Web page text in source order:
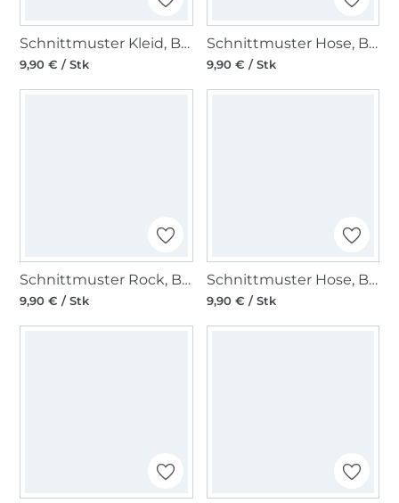
Schnittmuster Kleid, Burda 5907
9,90 € / Stk
Schnittmuster Hose, Burda 5898
9,90 € / Stk
Schnittmuster Rock, Burda 5978
9,90 € / Stk
Schnittmuster Hose, Burda 5969
9,90 € / Stk